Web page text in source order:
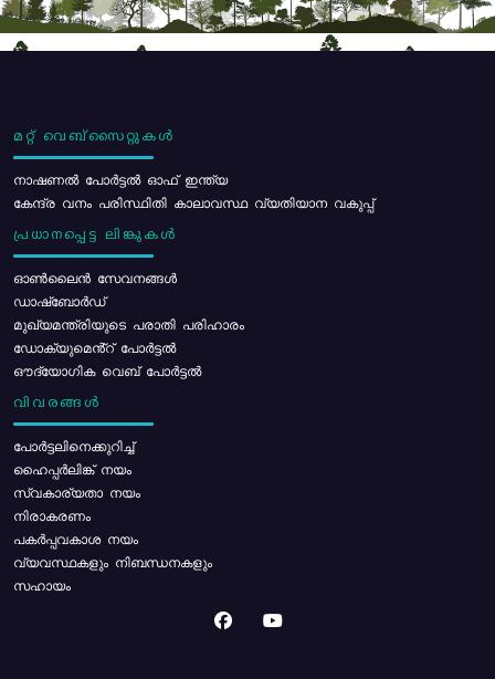
മറ്റ് വെബ്സൈറ്റുകൾ
നാഷണൽ പോർട്ടൽ ഓഫ് ഇന്ത്യ
കേന്ദ്ര വനം പരിസ്ഥിതി കാലാവസ്ഥ വ്യതിയാന വകുപ്പ്
പ്രധാനപ്പെട്ട ലിങ്കുകൾ
ഓൺലൈൻ സേവനങ്ങൾ
ഡാഷ്ബോർഡ്
മുഖ്യമന്ത്രിയുടെ പരാതി പരിഹാരം
ഡോക്യുമെൻ്റ് പോർട്ടൽ
ഔദ്യോഗിക വെബ് പോർട്ടൽ
വിവരങ്ങൾ
പോര്‍ട്ടലിനെക്കുറിച്ച്
ഹൈപ്പർലിങ്ക് നയം
സ്വകാര്യതാ നയം
നിരാകരണം
പകർപ്പവകാശ നയം
വ്യവസ്ഥകളും നിബന്ധനകളും
സഹായം